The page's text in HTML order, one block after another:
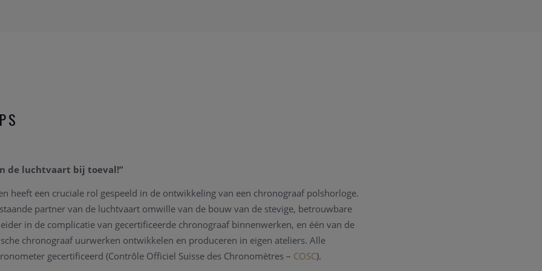
de luchtvaart bij toeval!”
heeft een cruciale rol gespeeld in de ontwikkeling van een chronograaf polshorloge.
partner van de luchtvaart omwille van de bouw van de stevige, betrouwbare
in de complicatie van gecertificeerde chronograaf binnenwerken, en één van de
chronograaf uurwerken ontwikkelen en produceren in eigen ateliers. Alle
gecertificeerd (Contrôle Officiel Suisse des Chronomètres – COSC).